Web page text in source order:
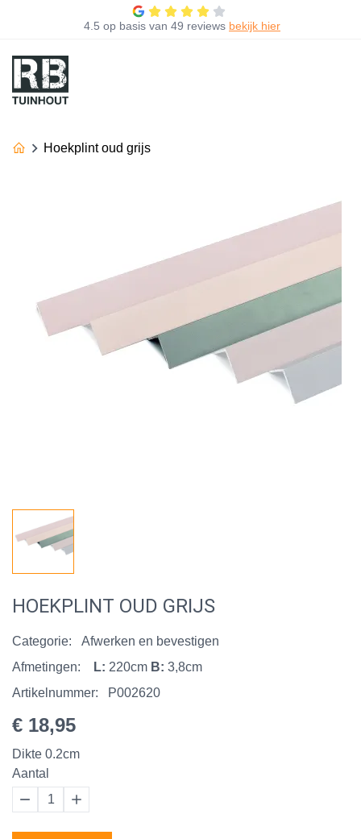
4.5 op basis van 49 reviews bekijk hier
Hoekplint oud grijs
HOEKPLINT OUD GRIJS
Categorie:
Afwerken en bevestigen
Afmetingen:
L: 220cm B: 3,8cm
Artikelnummer:
P002620
€ 18,95
Dikte 0.2cm
Aantal
1